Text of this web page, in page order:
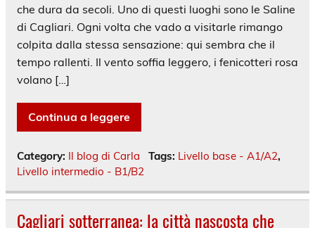
che dura da secoli. Uno di questi luoghi sono le Saline
di Cagliari. Ogni volta che vado a visitarle rimango
colpita dalla stessa sensazione: qui sembra che il
tempo rallenti. Il vento soffia leggero, i fenicotteri rosa
volano […]
Continua a leggere
Category: Il blog di Carla Tags: Livello base - A1/A2,
Livello intermedio - B1/B2
Cagliari sotterranea: la città nascosta che